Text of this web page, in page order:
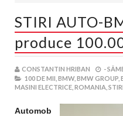
STIRI AUTO-
produce
CONSTANTIN HRIBAN -
100 DE MII, BMW, BMW GROUP,
MASINI ELECTRICE, ROMANIA,
Automob